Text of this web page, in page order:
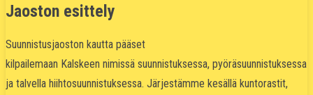
Jaoston esittely
Suunnistusjaoston kautta pääset
kilpailemaan Kalskeen nimissä suunnistuksessa, pyöräsuunnistuksessa
ja talvella hiihtosuunnistuksessa. Järjestämme kesällä kuntorastit,